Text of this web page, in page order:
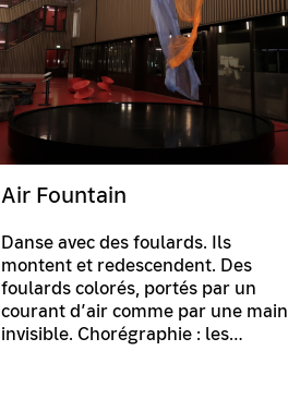
Air Fountain
Danse avec des foulards. Ils
montent et redescendent. Des
foulards colorés, portés par un
courant d’air comme par une main
invisible. Chorégraphie : les…